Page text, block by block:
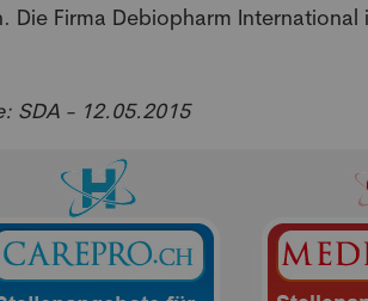
Die Firma Debiopharm
SDA - 12.05.2015